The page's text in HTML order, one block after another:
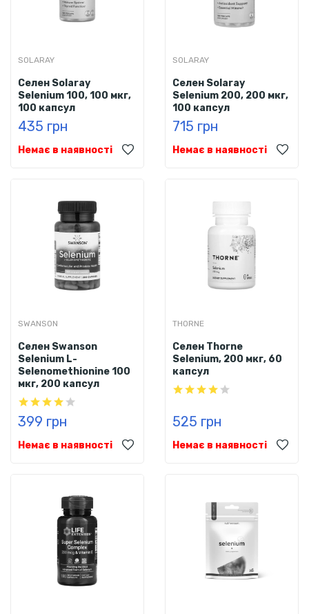
SOLARAY
Селен Solaray
Selenium 100, 100 мкг,
100 капсул
435 грн
Немає в наявності
SOLARAY
Селен Solaray
Selenium 200, 200 мкг,
100 капсул
715 грн
Немає в наявності
SWANSON
Селен Swanson
Selenium L-
Selenomethionine 100
мкг, 200 капсул
399 грн
Немає в наявності
THORNE
Селен Thorne
Selenium, 200 мкг, 60
капсул
525 грн
Немає в наявності